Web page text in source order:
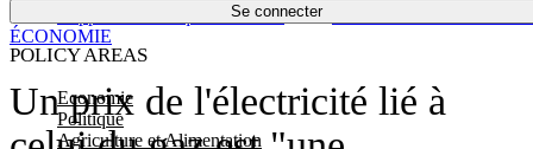
Se connecter
POLICY AREAS
Economie
Politique
Agriculture et Alimentation
Économie
Un prix de l'électricité lié à
ÉCONOMIE